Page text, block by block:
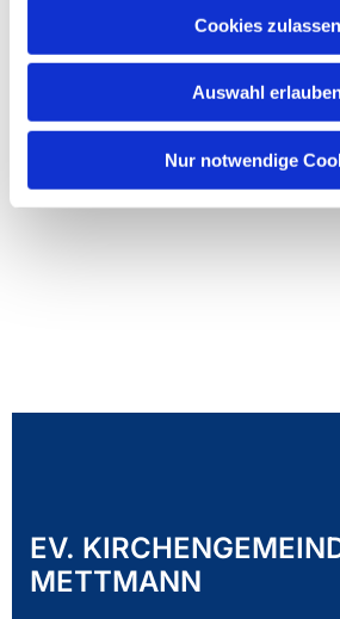
Cookies zulassen
Auswahl
Nur notwendige
EV.
METTMANN